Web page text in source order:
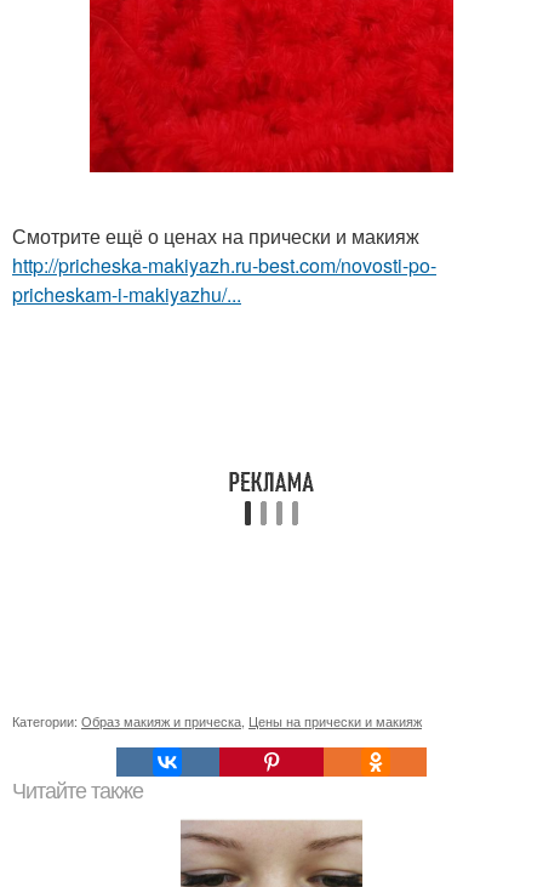
Смотрите ещё о ценах на прически и макияж
http://pricheska-makiyazh.ru-best.com/novosti-po-
pricheskam-i-makiyazhu/...
Категории: Образ макияж и прическа Цены на прически и макияж
Читайте также